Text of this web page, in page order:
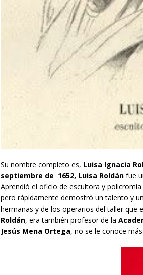
Su nombre completo es, Luisa Ignacia
septiembre de 1652, Luisa Roldán fue
Aprendió el oficio de escultora y
pero rápidamente demostró un talento y
hermanas y de los operarios del taller que
Roldán, era también profesor de la
Jesús Mena Ortega, no se le conoce